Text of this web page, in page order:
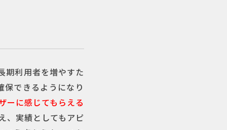
期利用者を増やすた
できるようになり
ーに感じてもらえる
、実績としてもアピ